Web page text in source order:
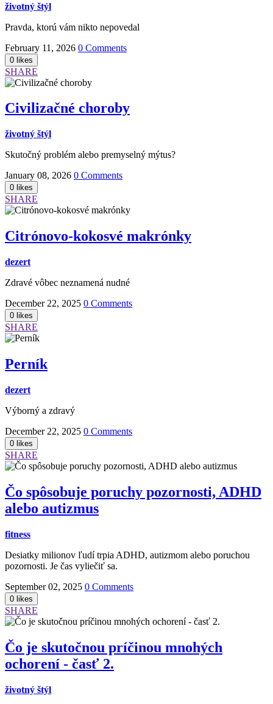
životný štýl
Pravda, ktorú vám nikto nepovedal
February 11, 2026 0 Comments
SHARE
Civilizačné choroby
životný štýl
Skutočný problém alebo premyselný mýtus?
January 08, 2026 0 Comments
SHARE
Citrónovo-kokosvé makrónky
dezert
Zdravé vôbec neznamená nudné
December 22, 2025 0 Comments
SHARE
Perník
dezert
Výborný a zdravý
December 22, 2025 0 Comments
SHARE
Čo spôsobuje poruchy pozornosti, ADHD
alebo autizmus
fitness
Desiatky milionov ľudí trpia ADHD, autizmom alebo poruchou
pozornosti. Je čas vyliečiť sa.
September 02, 2025 0 Comments
SHARE
Čo je skutočnou príčinou mnohých
ochorení - časť 2.
životný štýl